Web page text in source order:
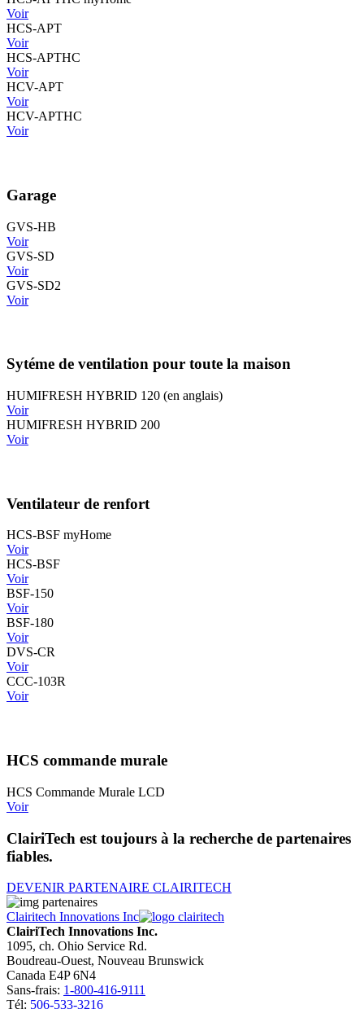
Voir
HCS-APT
Voir
HCS-APTHC
Voir
HCV-APT
Voir
HCV-APTHC
Voir
Garage
GVS-HB
Voir
GVS-SD
Voir
GVS-SD2
Voir
Sytéme de ventilation pour toute la maison
HUMIFRESH HYBRID 120 (en anglais)
Voir
HUMIFRESH HYBRID 200
Voir
Ventilateur de renfort
HCS-BSF myHome
Voir
HCS-BSF
Voir
BSF-150
Voir
BSF-180
Voir
DVS-CR
Voir
CCC-103R
Voir
HCS commande murale
HCS Commande Murale LCD
Voir
ClairiTech est toujours à la recherche de partenaires
fiables.
DEVENIR PARTENAIRE CLAIRITECH
Clairitech Innovations Inc
ClairiTech Innovations Inc.
1095, ch. Ohio Service Rd.
Boudreau-Ouest, Nouveau Brunswick
Canada E4P 6N4
Sans-frais: 1-800-416-9111
Tél: 506-533-3216